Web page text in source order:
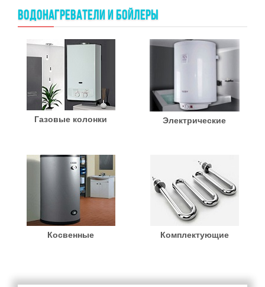
ВОДОНАГРЕВАТЕЛИ И БОЙЛЕРЫ
Газовые колонки Электрические
Косвенные Комплектующие